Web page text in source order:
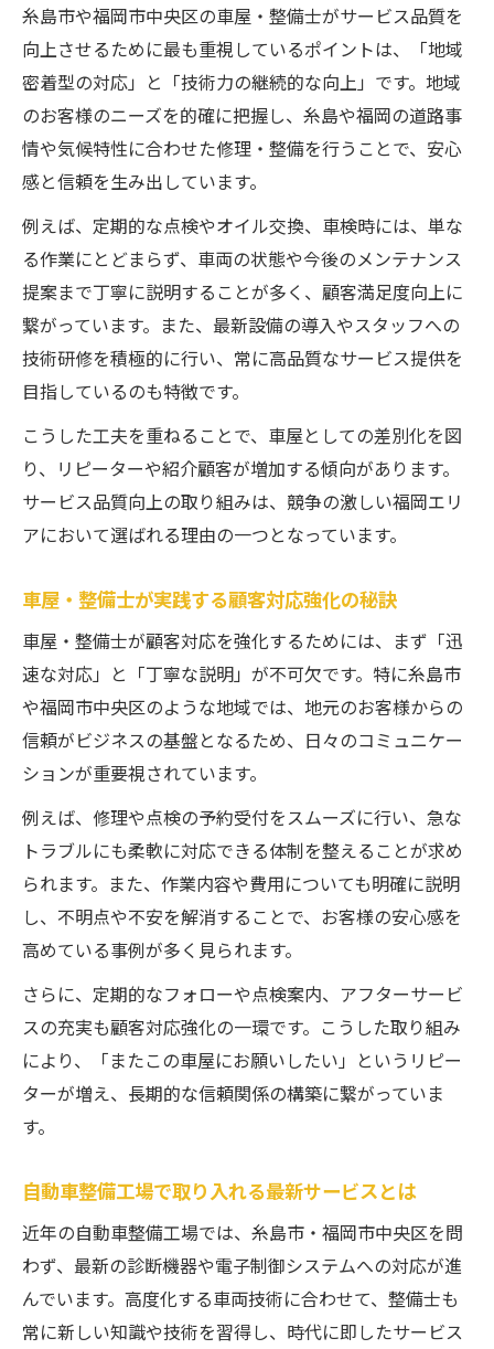
糸島市や福岡市中央区の車屋・整備士がサービス品質を
向上させるために最も重視しているポイントは、「地域
密着型の対応」と「技術力の継続的な向上」です。地域
のお客様のニーズを的確に把握し、糸島や福岡の道路事
情や気候特性に合わせた修理・整備を行うことで、安心
感と信頼を生み出しています。
例えば、定期的な点検やオイル交換、車検時には、単な
る作業にとどまらず、車両の状態や今後のメンテナンス
提案まで丁寧に説明することが多く、顧客満足度向上に
繋がっています。また、最新設備の導入やスタッフへの
技術研修を積極的に行い、常に高品質なサービス提供を
目指しているのも特徴です。
こうした工夫を重ねることで、車屋としての差別化を図
り、リピーターや紹介顧客が増加する傾向があります。
サービス品質向上の取り組みは、競争の激しい福岡エリ
アにおいて選ばれる理由の一つとなっています。
車屋・整備士が実践する顧客対応強化の秘訣
車屋・整備士が顧客対応を強化するためには、まず「迅
速な対応」と「丁寧な説明」が不可欠です。特に糸島市
や福岡市中央区のような地域では、地元のお客様からの
信頼がビジネスの基盤となるため、日々のコミュニケー
ションが重要視されています。
例えば、修理や点検の予約受付をスムーズに行い、急な
トラブルにも柔軟に対応できる体制を整えることが求め
られます。また、作業内容や費用についても明確に説明
し、不明点や不安を解消することで、お客様の安心感を
高めている事例が多く見られます。
さらに、定期的なフォローや点検案内、アフターサービ
スの充実も顧客対応強化の一環です。こうした取り組み
により、「またこの車屋にお願いしたい」というリピー
ターが増え、長期的な信頼関係の構築に繋がっていま
す。
自動車整備工場で取り入れる最新サービスとは
近年の自動車整備工場では、糸島市・福岡市中央区を問
わず、最新の診断機器や電子制御システムへの対応が進
んでいます。高度化する車両技術に合わせて、整備士も
常に新しい知識や技術を習得し、時代に即したサービス